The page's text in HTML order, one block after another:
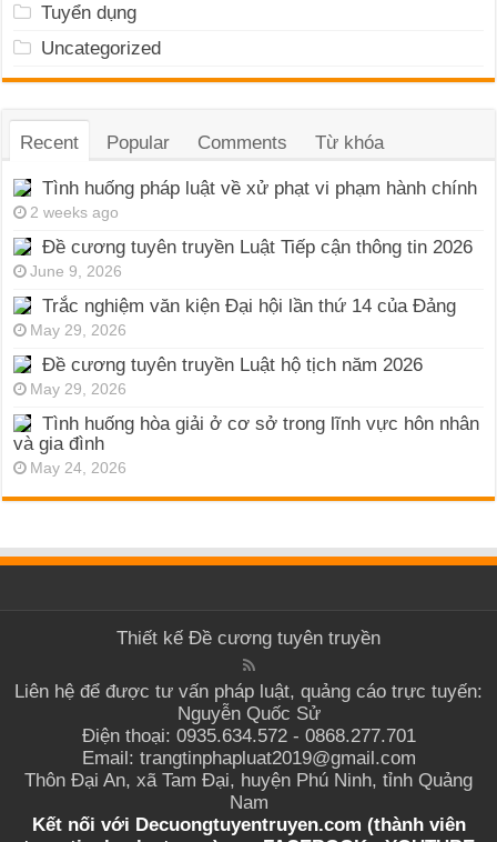
Tuyển dụng
Uncategorized
Recent Popular Comments Từ khóa
Tình huống pháp luật về xử phạt vi phạm hành chính
2 weeks ago
Đề cương tuyên truyền Luật Tiếp cận thông tin 2026
June 9, 2026
Trắc nghiệm văn kiện Đại hội lần thứ 14 của Đảng
May 29, 2026
Đề cương tuyên truyền Luật hộ tịch năm 2026
May 29, 2026
Tình huống hòa giải ở cơ sở trong lĩnh vực hôn nhân
và gia đình
May 24, 2026
Thiết kế Đề cương tuyên truyền
Liên hệ để được tư vấn pháp luật, quảng cáo trực tuyến:
Nguyễn Quốc Sử
Điện thoại: 0935.634.572 - 0868.277.701
Email: trangtinphapluat2019@gmail.com
Thôn Đại An, xã Tam Đại, huyện Phú Ninh, tỉnh Quảng
Nam
Kết nối với Decuongtuyentruyen.com (thành viên